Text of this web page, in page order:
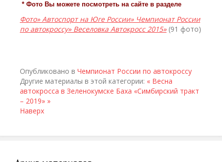
* Фото Вы можете посмотреть на сайте в разделе
Фото» Автоспорт на Юге России» Чемпионат России
по автокроссу» Веселовка Автокросс 2015»(91 фото)
Опубликовано в Чемпионат России по автокроссу
Другие материалы в этой категории: « Весна
автокросса в Зеленокумске Баха «Симбирский тракт
– 2019» »
Наверх